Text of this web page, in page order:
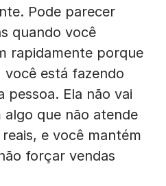
Pode parecer
quando você
rapidamente porque
você está fazendo
pessoa. Ela não vai
que não atende
e você mantém
forçar vendas